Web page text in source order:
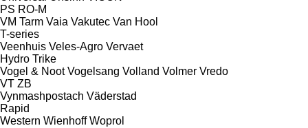
PS RO-M
VM Tarm Vaia Vakutec Van Hool
T-series
Veenhuis Veles-Agro Vervaet
Hydro Trike
Vogel & Noot Vogelsang Volland Volmer Vredo
VT ZB
Vynmashpostach Väderstad
Rapid
Western Wienhoff Woprol